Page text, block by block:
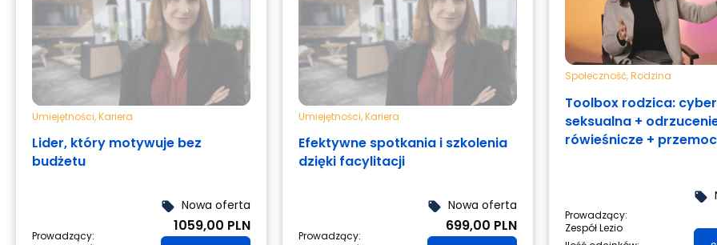
Umiejętności,Kariera
Lider, który motywuje bez
budżetu
Prowadzący:
local_offer Nowa oferta
1059,00 PLN
Umiejętności,Kariera
Efektywne spotkania i szkolenia
dzięki facylitacji
Prowadzący:
local_offer Nowa oferta
699,00 PLN
Społeczność,Rodzina
Toolbox rodzica:
seksualna +
rówieśnicze + przemoc
Prowadzący:
Zespół Lezio
local_offer